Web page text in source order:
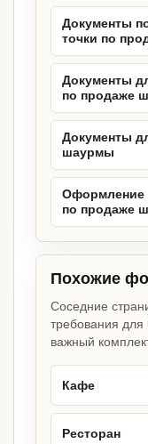
Документы
точки по
Документы
по продаже
Документы
шаурмы
Оформление
по продаже
Похожие
Соседние
требования для
важный
Кафе
Ресторан